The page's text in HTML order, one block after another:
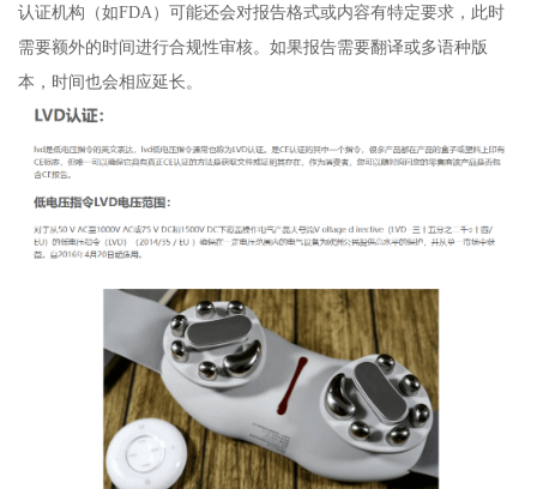
认证机构（如FDA）可能还会对报告格式或内容有特定要求，此时
需要额外的时间进行合规性审核。如果报告需要翻译或多语种版
本，时间也会相应延长。